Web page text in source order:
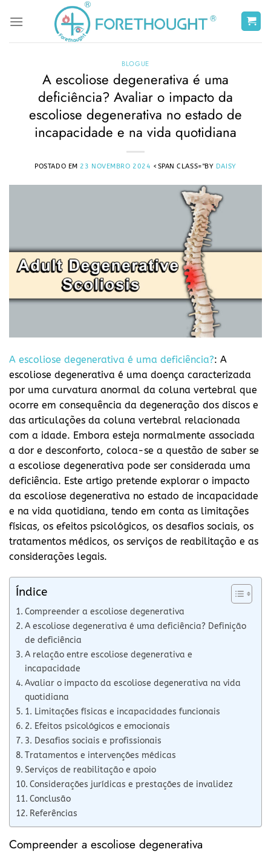
para
BLOGUE
A escoliose degenerativa é uma
deficiência? Avaliar o impacto da
escoliose degenerativa no estado de
incapacidade e na vida quotidiana
POSTADO EM 23 NOVEMBRO 2024 <SPAN CLASS="BY DAISY
A escoliose degenerativa é uma deficiência?: A
escoliose degenerativa é uma doença caracterizada
por uma curvatura anormal da coluna vertebral que
ocorre em consequência da degeneração dos discos e
das articulações da coluna vertebral relacionada
com a idade. Embora esteja normalmente associada
a dor e desconforto, coloca-se a questão de saber se
a escoliose degenerativa pode ser considerada uma
deficiência. Este artigo pretende explorar o impacto
da escoliose degenerativa no estado de incapacidade
e na vida quotidiana, tendo em conta as limitações
físicas, os efeitos psicológicos, os desafios sociais, os
tratamentos médicos, os serviços de reabilitação e as
considerações legais.
Índice
Compreender a escoliose degenerativa
A escoliose degenerativa é uma deficiência? Definição
de deficiência
A relação entre escoliose degenerativa e
incapacidade
Avaliar o impacto da escoliose degenerativa na vida
quotidiana
1. Limitações físicas e incapacidades funcionais
2. Efeitos psicológicos e emocionais
3. Desafios sociais e profissionais
Tratamentos e intervenções médicas
Serviços de reabilitação e apoio
Considerações jurídicas e prestações de invalidez
Conclusão
Referências
Compreender a escoliose degenerativa